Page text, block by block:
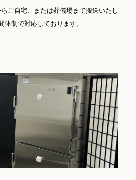
ご自宅、または葬儀場まで搬送いたし
体制で対応しております。